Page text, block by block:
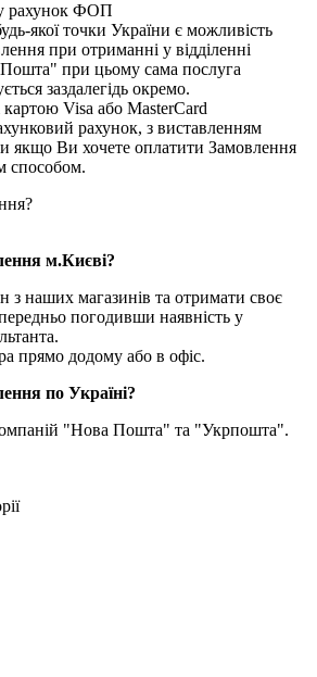
рахунок ФОП
якої точки України є можливість
при отриманні у відділенні
при цьому сама послуга
заздалегідь окремо.
картою Visa або MasterCard
рахунок, з виставленням
якщо Ви хочете оплатити Замовлення
способом.
м.Києві?
з наших магазинів та отримати своє
погодивши наявність у
прямо додому або в офіс.
по Україні?
"Нова Пошта" та "Укрпошта".